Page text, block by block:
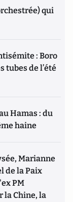
qui
: Boro
tubes de l’été
Hamas : du
haine
Marianne
de la Paix
PM
la Chine, la